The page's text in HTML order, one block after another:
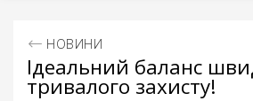
НОВИНИ
Ідеальний баланс
тривалого захисту!